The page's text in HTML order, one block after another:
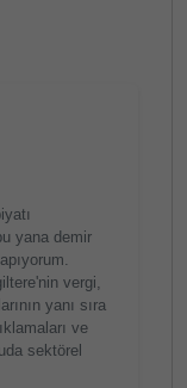
yana demir
vergi,
yanı sıra
ve
sektörel